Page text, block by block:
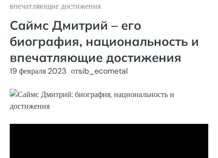
впечатляющие достижения
Саймс Дмитрий – его
биография, национальность и
впечатляющие достижения
19 февраля 2023 отsib_ecometal